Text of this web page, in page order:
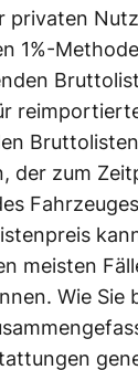
privaten
1%-
der zum
meisten
Wie Sie